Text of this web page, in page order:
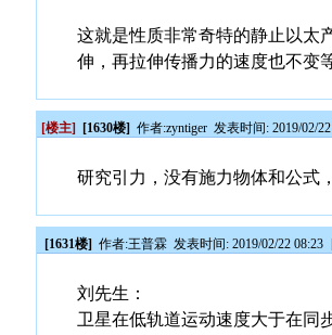
这就是性质非常奇特的静止以太
伸，再拉伸传播力的速度也不变
[楼主] [1630楼] 作者:zyntiger 发表时间: 2019/02/
研究引力，没有施力物体和公式
[1631楼] 作者:王普霖 发表时间: 2019/02/22 08:23
刘先生：
卫星在低轨道运动速度大于在同